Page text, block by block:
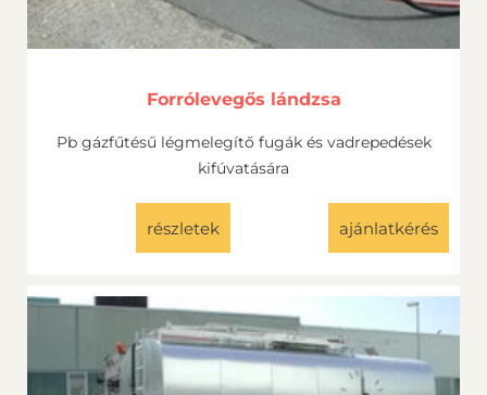
Forrólevegős lándzsa
Pb gázfűtésű légmelegítő fugák és vadrepedések
kifúvatására
részletek ajánlatkérés